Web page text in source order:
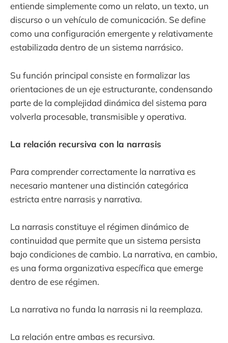
entiende simplemente como un relato, un texto, un
discurso o un vehículo de comunicación. Se define
como una configuración emergente y relativamente
estabilizada dentro de un sistema narrásico.
Su función principal consiste en formalizar las
orientaciones de un eje estructurante, condensando
parte de la complejidad dinámica del sistema para
volverla procesable, transmisible y operativa.
La relación recursiva con la narrasis
Para comprender correctamente la narrativa es
necesario mantener una distinción categórica
estricta entre narrasis y narrativa.
La narrasis constituye el régimen dinámico de
continuidad que permite que un sistema persista
bajo condiciones de cambio. La narrativa, en cambio,
es una forma organizativa específica que emerge
dentro de ese régimen.
La narrativa no funda la narrasis ni la reemplaza.
La relación entre ambas es recursiva.